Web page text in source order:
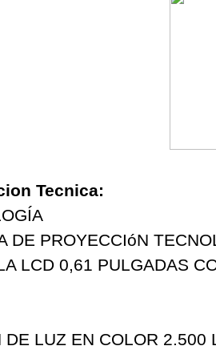
Tecnica:
DE PROYECCIóN
LCD 0,61 PULGADAS
DE LUZ EN COLOR 2.500